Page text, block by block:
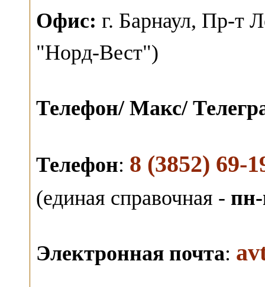
Офис: г. Барнаул, Пр-т
"Норд-Вест")
Телефон/ Макс/
Телефон: 8 (3852) 69-
(единая справочная -
Электронная почта: